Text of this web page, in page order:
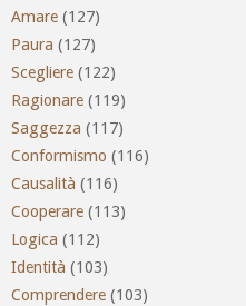
Amare (127)
Paura (127)
Scegliere (122)
Ragionare (119)
Saggezza (117)
Conformismo (116)
Causalità (116)
Cooperare (113)
Logica (112)
Identità (103)
Comprendere (103)